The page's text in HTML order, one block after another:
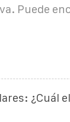
Puede
¿Cuál